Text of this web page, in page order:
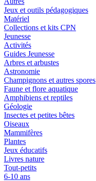
Jeux et outils pédagogiques
Matériel
Collections et kits CPN
Jeunesse
Activités
Guides Jeunesse
Arbres et arbustes
Astronomie
Champignons et autres spores
Faune et flore aquatique
Amphibiens et reptiles
Géologie
Insectes et petites bêtes
Oiseaux
Mammifères
Plantes
Jeux éducatifs
Livres nature
Tout-petits
6-10 ans